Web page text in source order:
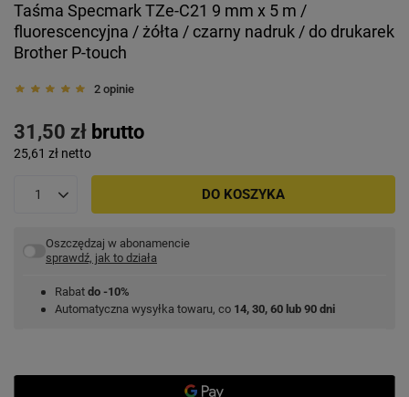
Taśma Specmark TZe-C21 9 mm x 5 m /
fluorescencyjna / żółta / czarny nadruk / do drukarek
Brother P-touch
2 opinie
31,50 zł brutto
25,61 zł netto
DO KOSZYKA
Oszczędzaj w abonamencie
sprawdź, jak to działa
Rabat do -10%
Automatyczna wysyłka towaru, co 14, 30, 60 lub 90 dni